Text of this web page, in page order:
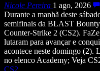
Nicole Pereira 1 ago, 2026
Durante a manhã deste
semifinais da BLAST Bounty
Counter-Strike 2 (CS2).
lutaram para avançar e
acontece neste domingo (2).
no elenco Academy; Veja
CS2